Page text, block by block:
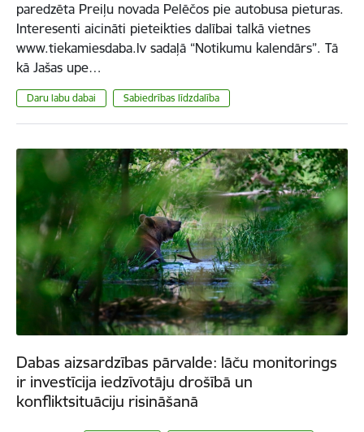
paredzēta Preiļu novada Pelēčos pie autobusa pieturas.
Interesenti aicināti pieteikties dalībai talkā vietnes
www.tiekamiesdaba.lv sadaļā “Notikumu kalendārs”. Tā
kā Jašas upe…
Daru labu dabai Sabiedrības līdzdalība
Dabas aizsardzības pārvalde: lāču monitorings
ir investīcija iedzīvotāju drošībā un
konfliktsituāciju risināšanā